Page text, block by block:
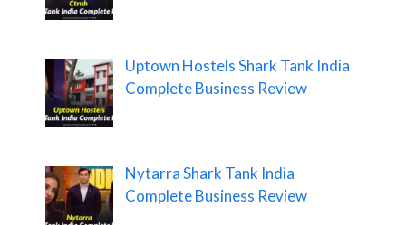
Uptown Hostels Shark Tank India
Complete Business Review
Nytarra Shark Tank India
Complete Business Review